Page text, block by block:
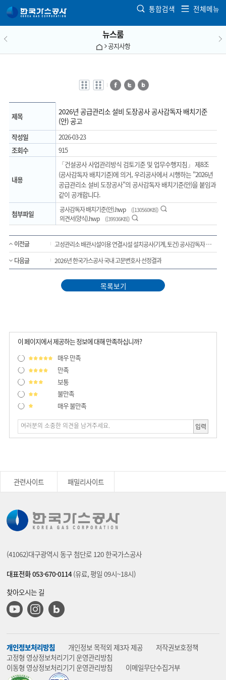
통합검색 전체메뉴
뉴스룸
공지사항
전자점자
바로보기
전자점자
다운로드
페이스북트위터블로그
제목
2026년 공급관리소 설비 도장공사 공사감독자 배치기준
(안) 공고
작성일
2026-03-23
조회수
915
내용
「건설공사 사업관리방식 검토기준 및 업무수행지침」 제8조
(공사감독자 배치기준)에 의거, 우리공사에서 시행하는 "2026년
공급관리소 설비 도장공사"의 공사감독자 배치기준(안)을 붙임과
같이 공개합니다.
첨부파일
공사감독자 배치기준(안).hwp ([130560KB])미리보기
의견서(양식).hwp
([39936KB])미리보기
이전글
고성관리소 배관시설이용 연결시설 설치공사(기계, 토건) 공사감독자 배치기준(안) 공고
다음글
2026년 한국가스공사 국내 고문변호사 선정결과
목록보기
이 페이지에서 제공하는 정보에 대해 만족하십니까?
매우 만족
만족
보통
불만족
매우 불만족
입력
관련사이트 패밀리사이트
(41062)대구광역시 동구 첨단로 120 한국가스공사
대표전화 053-670-0114(유료, 평일 09시~18시)
찾아오시는 길
유튜브인스타그램블로그
개인정보처리방침 개인정보 목적외 제3자 제공
저작권보호정책
고정형 영상정보처리기기 운영관리방침
이동형 영상정보처리기기 운영관리방침
이메일무단수집거부